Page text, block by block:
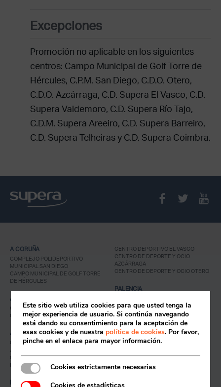
Acceso socios
Excepciones
Promoción no aplicable en los siguientes
centros: Campo Municipal de Golf Torre de
Hércules, C.P.M. San Diego, C.D.O. Otero,
C.D.O. Azcárraga, C.D. Supera El Vasco, C.D.
Supera Valdemoro, C.D. Supera Río Tajo,
C.D.M. Supera Areeiro, C.D. Supera Barreiro,
C.D. Supera Telheiras y C.D. Supera Coimbra.
A CORUÑA
COMPLEJO POLIDEPORTIVO
MUNICIPAL SAN DIEGO
CAMPO MUNICIPAL DE GOLF TORRE
DE HÉRCULES
ALICANTE
CENTRO DEPORTIVO MUNICIPAL
GRAN VÍA
ALMERIA
CENTRO DEPORTIVO MUNICIPAL
JAIRO RUIZ-DISTRITO 6
COMPLEJO DEPORTIVO MUNICIPAL
RAFAEL FLORIDO
BARREIRO
CENTRO DEPORTIVO EL VASCO
CENTRO DE DEPORTE Y OCIO
AZCÁRRAGA
CENTRO DE DEPORTE Y OCIO OTERO
PALENCIA
LANERA
PARLA
COMPLEJO DEPORTIVO PARLA ESTE
COMPLEJO DEPORTIVO LOS LAGOS
RIVAS-VACIAMADRID
CENTRO DEPORTIVO SUPERA RIVAS
Este sitio web utiliza cookies para que usted tenga la
mejor experiencia de usuario. Si continúa navegando
está dando su consentimiento para la aceptación de
esas cookies y de nuestra política de cookies. Por favor,
pinche en el enlace para mayor información.
Cookies estrictamente necesarias